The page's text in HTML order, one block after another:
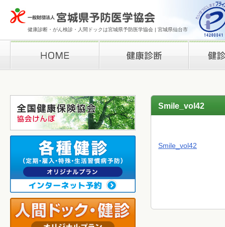
健康診断・がん検診・人間ドックは宮城県予防医学協会 | 宮城県仙台市
Smile_vol42
Smile_vol42